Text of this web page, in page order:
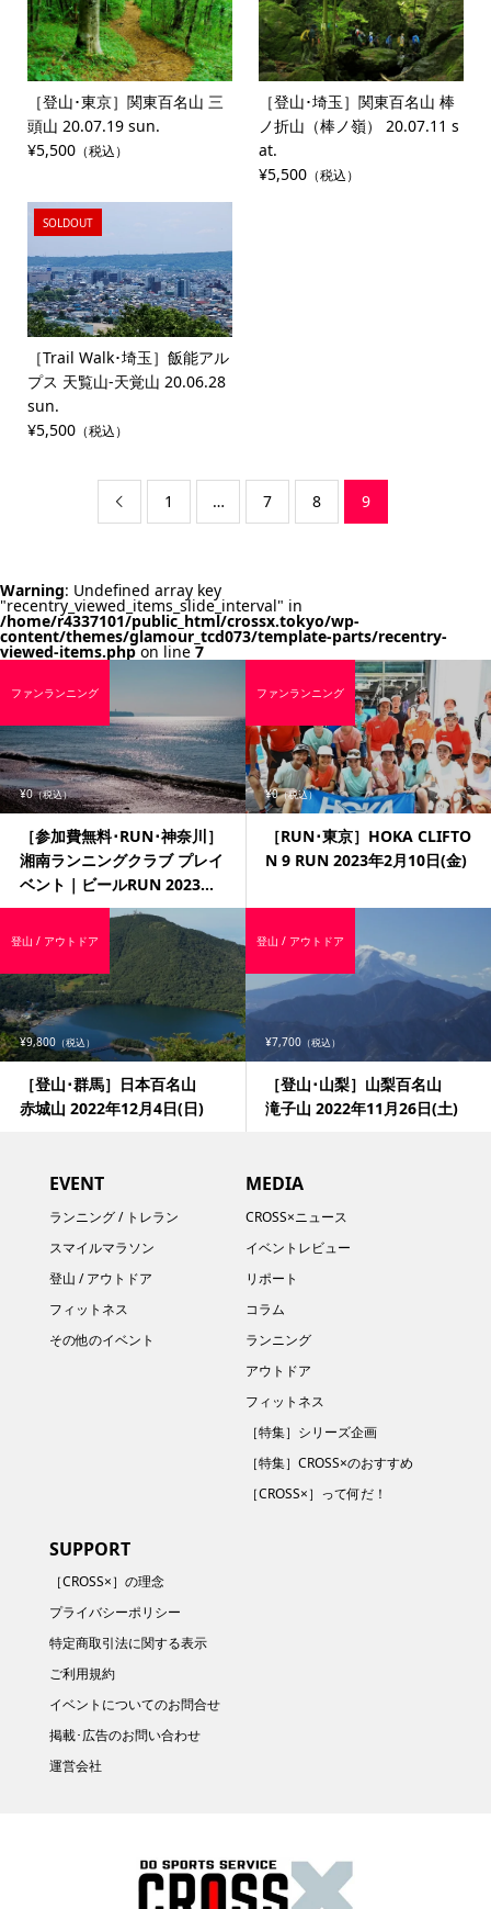
［登山･東京］関東百名山 三
頭山 20.07.19 sun.
¥5,500（税込）
［登山･埼玉］関東百名山 棒
ノ折山（棒ノ嶺） 20.07.11 s
at.
¥5,500 （税込）
SOLDOUT
［Trail Walk･埼玉］飯能アル
プス 天覧山-天覚山 20.06.28
sun.
¥5,500（税込）
 1 … 7 8 9
Warning: Undefined array key
"recentry_viewed_items_slide_interval" in
/home/r4337101/public_html/crossx.tokyo/wp-
content/themes/glamour_tcd073/template-parts/recentry-
viewed-items.phpon line 7
¥0（税込）
［参加費無料･RUN･神奈川］
湘南ランニングクラブ プレイ
ベント｜ビールRUN 2023...
ファンランニング
¥0（税込）
［RUN･東京］HOKA CLIFTO
N 9 RUN 2023年2月10日(金)
ファンランニング
¥9,800 （税込）
［登山･群馬］日本百名山
赤城山 2022年12月4日(日)
登山 / アウトドア
¥7,700 （税込）
［登山･山梨］山梨百名山
滝子山 2022年11月26日(土)
登山 / アウトドア
EVENT
ランニング / トレラン
スマイルマラソン
登山 / アウトドア
フィットネス
その他のイベント
MEDIA
CROSS×ニュース
イベントレビュー
リポート
コラム
ランニング
アウトドア
フィットネス
［特集］シリーズ企画
［特集］CROSS×のおすすめ
［CROSS×］って何だ！
SUPPORT
［CROSS×］の理念
プライバシーポリシー
特定商取引法に関する表示
ご利用規約
イベントについてのお問合せ
掲載･広告のお問い合わせ
運営会社